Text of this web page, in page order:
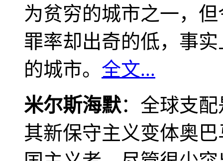
为贫穷的城市之一，
罪率却出奇的低，事
的城市。 全文...
米尔斯海默：全球支
其新保守主义变体奥